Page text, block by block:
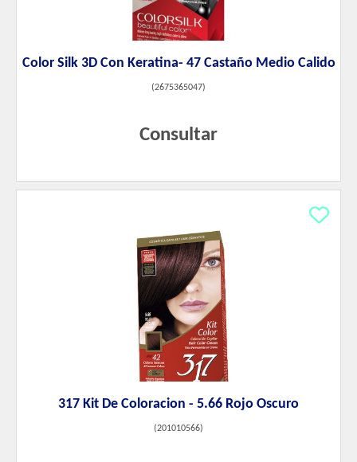
Color Silk 3D Con Keratina- 47 Castaño Medio Calido
(2675365047)
Consultar
317 Kit De Coloracion - 5.66 Rojo Oscuro
(201010566)